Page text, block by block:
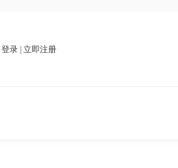
登录 立即注册